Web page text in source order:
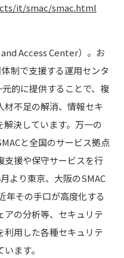
it/smac/smac.html
Access Center）。お
制で支援する運用センタ
的に提供することで、複
材不足の解消、情報セキ
決しています。万一の
と全国のサービス拠点
支援や保守サービスを行
より東京、大阪のSMAC
年その手口が高度化する
アの分析等、セキュリテ
利用した各種セキュリテ
ます。